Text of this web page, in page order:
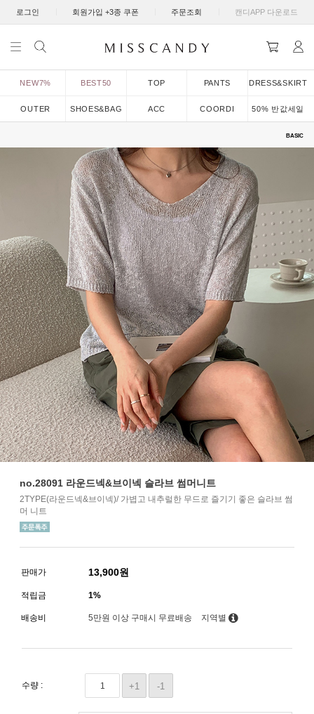
로그인 회원가입 +3종 쿠폰 주문조회 캔디APP 다운로드
NEW7% BEST50 TOP PANTS DRESS&SKIRT
OUTER SHOES&BAG ACC COORDI 50% 반값세일
BASIC
no.28091 라운드넥&브이넥 슬라브 썸머니트
2TYPE(라운드넥&브이넥)/ 가볍고 내추럴한 무드로 즐기기 좋은 슬라브 썸
머 니트
판매가 13,900원
적립금 1%
배송비 5만원 이상 구매시 무료배송 지역별
수량 : +1 -1